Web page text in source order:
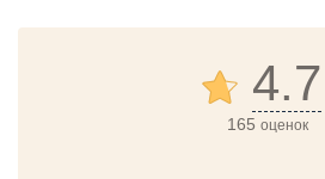
4.7
165 оценок